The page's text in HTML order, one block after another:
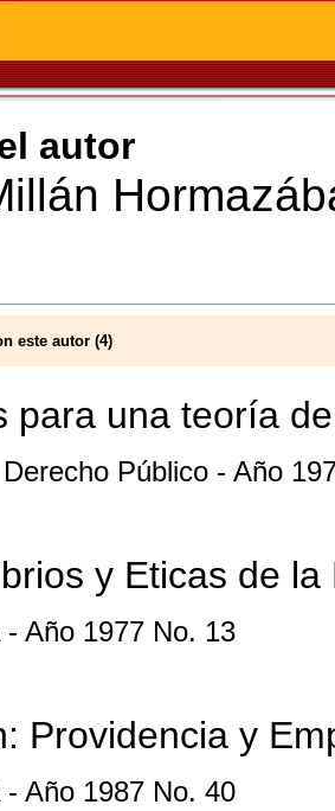
autor
este autor (4)
para una teoría
Público - Año
y Eticas de la
- Año 1977 No. 13
Providencia y
- Año 1987 No. 40